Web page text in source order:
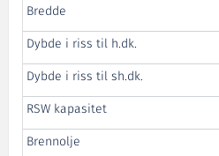
Bredde
Dybde i riss til h.dk.
Dybde i riss til sh.dk.
RSW kapasitet
Brennolje